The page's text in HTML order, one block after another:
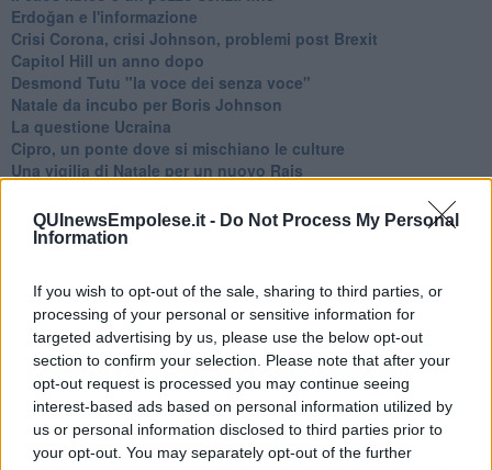
QUInewsEmpolese.it - Do Not Process My Personal
Information
If you wish to opt-out of the sale, sharing to third parties, or
processing of your personal or sensitive information for
targeted advertising by us, please use the below opt-out
section to confirm your selection. Please note that after your
opt-out request is processed you may continue seeing
interest-based ads based on personal information utilized by
us or personal information disclosed to third parties prior to
your opt-out. You may separately opt-out of the further
Erdoğan e l'informazione
Crisi Corona, crisi Johnson, problemi post Brexit
Capitol Hill un anno dopo
Desmond Tutu "la voce dei senza voce"
Natale da incubo per Boris Johnson
La questione Ucraina
Cipro, un ponte dove si mischiano le culture
Una vigilia di Natale per un nuovo Rais
Erdogan continua a sfidare l'Occidente
Libano, collasso economico e guerra civile
Biden, primo presidente USA non in guerra
Papa Bergoglio vedrà Viktor Orbán
Bennet, un giorno in attesa di Biden
Il ritorno dei talebani
​La lenta agonia del Libano
Sudafrica, è allarme alimentare
Usa di nuovo al centro della geopolitica internazionale
L’appuntamento di Israele con il cambiamento